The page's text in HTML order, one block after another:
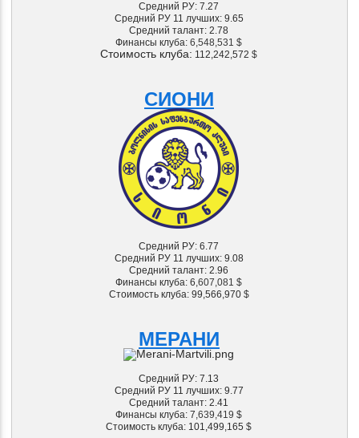
Средний РУ: 7.27
Средний РУ 11 лучших: 9.65
Средний талант: 2.78
Финансы клуба:6,548,531 $
Стоимость клуба: 112,242,572$
СИОНИ
Средний РУ: 6.77
Средний РУ 11 лучших: 9.08
Средний талант: 2.96
Финансы клуба: 6,607,081 $
Стоимость клуба: 99,566,970 $
МЕРАНИ
Средний РУ: 7.13
Средний РУ 11 лучших: 9.77
Средний талант: 2.41
Финансы клуба: 7,639,419 $
Стоимость клуба: 101,499,165$